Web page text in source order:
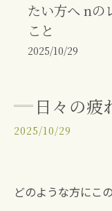
たい方へ nの
こと
2025/10/29
日々の疲
2025/10/29
どのような方にこ